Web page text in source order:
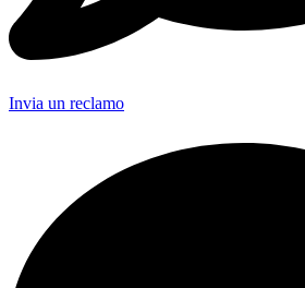
Invia un reclamo